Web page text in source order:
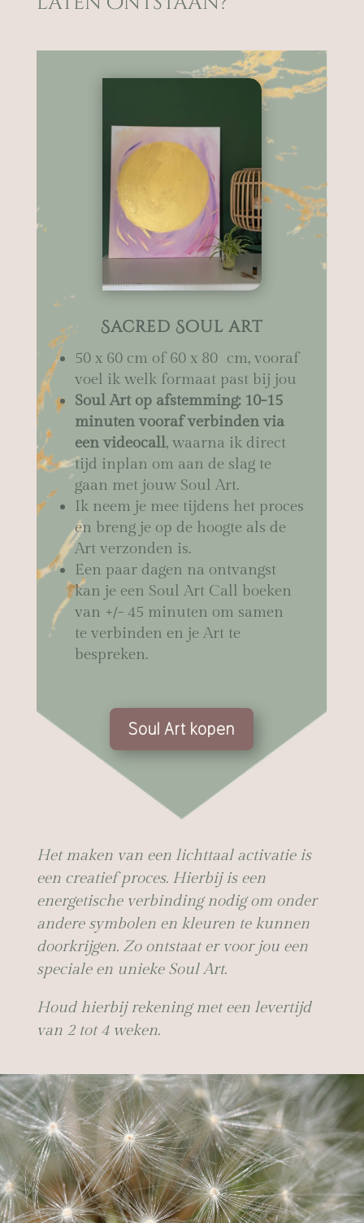
Sacred Soul art
50 x 60 cm of 60 x 80 cm, vooraf
voel ik welk formaat past bij jou
Soul Art op afstemming: 10-15
minuten vooraf verbinden via
een videocall, waarna ik direct
tijd inplan om aan de slag te
gaan met jouw Soul Art.
Ik neem je mee tijdens het proces
en breng je op de hoogte als de
Art verzonden is.
Een paar dagen na ontvangst
kan je een Soul Art Call boeken
van +/- 45 minuten om samen
te verbinden en je Art te
bespreken.
Soul Art kopen
Het maken van een lichttaal activatie is
een creatief proces. Hierbij is een
energetische verbinding nodig om onder
andere symbolen en kleuren te kunnen
doorkrijgen. Zo ontstaat er voor jou een
speciale en unieke Soul Art.
Houd hierbij rekening met een levertijd
van 2 tot 4 weken.